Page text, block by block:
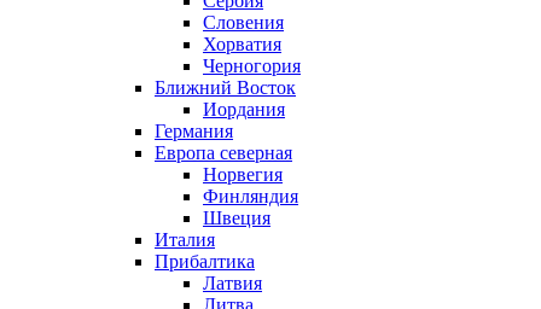
Словения
Хорватия
Черногория
Ближний Восток
Иордания
Германия
Европа северная
Норвегия
Финляндия
Швеция
Италия
Прибалтика
Латвия
Литва